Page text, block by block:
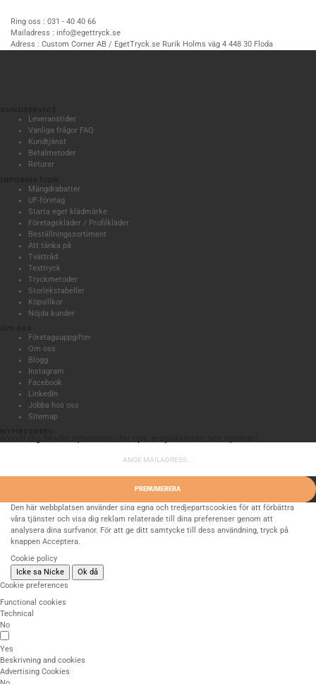
Ring oss : 031 - 40 40 66
Mailadress : info@egettryck.se
Adress : Custom Corner AB / EgetTryck.se Rurik Holms väg 4 448 30 Floda
Leveranstider
Vanliga frågor FAQ
Kundtjänst
Betalmetoder
Returer
Mängdrabatter
UF-företag
Starta eget klädmärke
Företagskläder / Profilkläder
Beställningssortiment
Att tänka på
Tvättråd
Texttryck
Tryckmetoder
Storlekstabeller
Köpvillkor
Nöjda kunder
Företagsuppgifter
Om oss
Blogg
Instagram
Facebook
LinkedIn
Jobba hos oss
Sitemap
PRENUMERERA
Den här webbplatsen använder sina egna och tredjepartscookies för att förbättra
våra tjänster och visa dig reklam relaterade till dina preferenser genom att
analysera dina surfvanor. För att ge ditt samtycke till dess användning, tryck på
knappen Acceptera.
Cookie policy
Icke sa Nicke
Ok då
Cookie preferences
Functional cookies
Technical
No
Yes
Beskrivning and cookies
Advertising Cookies